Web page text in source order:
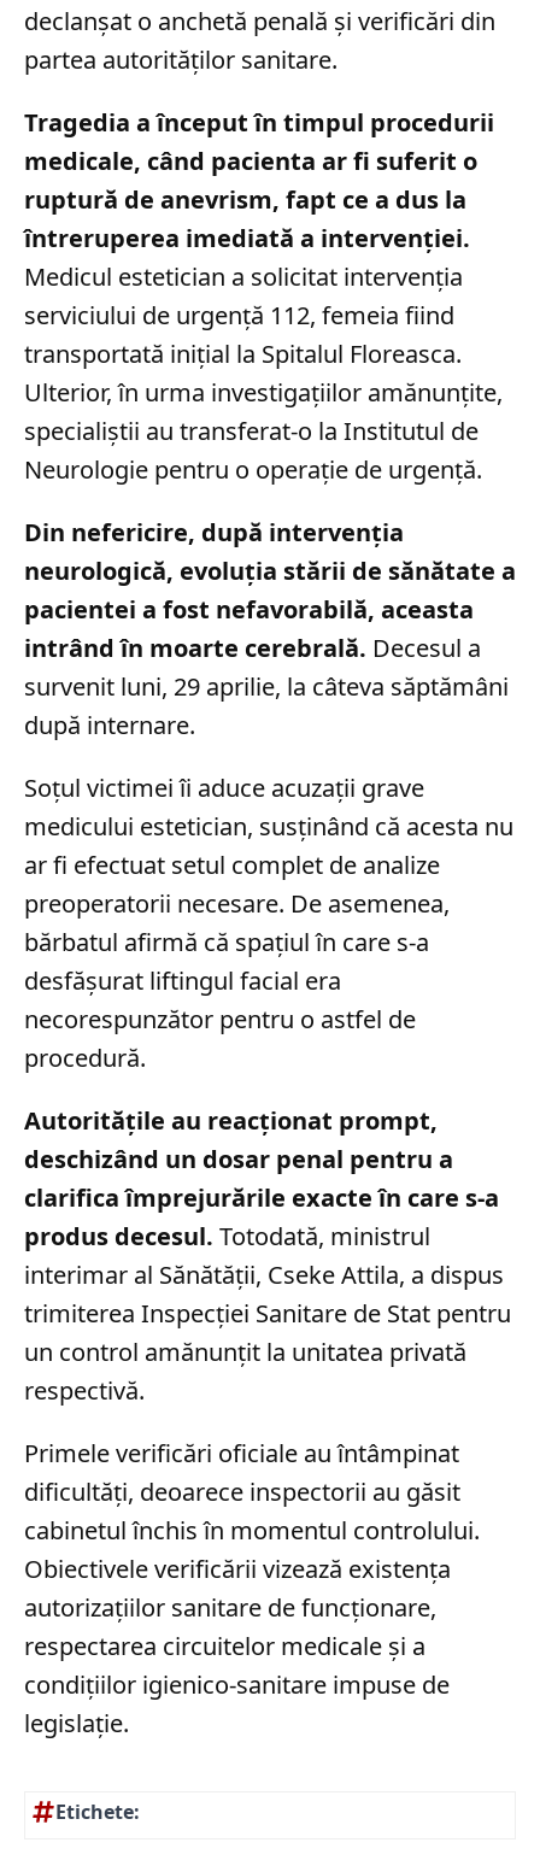
declanșat o anchetă penală și verificări din
partea autorităților sanitare.
Tragedia a început în timpul procedurii
medicale, când pacienta ar fi suferit o
ruptură de anevrism, fapt ce a dus la
întreruperea imediată a intervenției.
Medicul estetician a solicitat intervenția
serviciului de urgență 112, femeia fiind
transportată inițial la Spitalul Floreasca.
Ulterior, în urma investigațiilor amănunțite,
specialiștii au transferat-o la Institutul de
Neurologie pentru o operație de urgență.
Din nefericire, după intervenția
neurologică, evoluția stării de sănătate a
pacientei a fost nefavorabilă, aceasta
intrând în moarte cerebrală. Decesul a
survenit luni, 29 aprilie, la câteva săptămâni
după internare.
Soțul victimei îi aduce acuzații grave
medicului estetician, susținând că acesta nu
ar fi efectuat setul complet de analize
preoperatorii necesare. De asemenea,
bărbatul afirmă că spațiul în care s-a
desfășurat liftingul facial era
necorespunzător pentru o astfel de
procedură.
Autoritățile au reacționat prompt,
deschizând un dosar penal pentru a
clarifica împrejurările exacte în care s-a
produs decesul. Totodată, ministrul
interimar al Sănătății, Cseke Attila, a dispus
trimiterea Inspecției Sanitare de Stat pentru
un control amănunțit la unitatea privată
respectivă.
Primele verificări oficiale au întâmpinat
dificultăți, deoarece inspectorii au găsit
cabinetul închis în momentul controlului.
Obiectivele verificării vizează existența
autorizațiilor sanitare de funcționare,
respectarea circuitelor medicale și a
condițiilor igienico-sanitare impuse de
legislație.
Etichete: